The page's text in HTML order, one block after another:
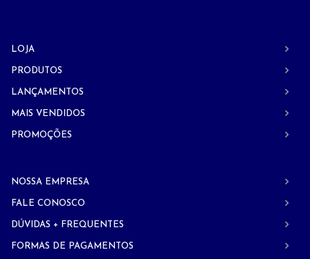
LOJA
PRODUTOS
LANÇAMENTOS
MAIS VENDIDOS
PROMOÇÕES
NOSSA EMPRESA
FALE CONOSCO
DÚVIDAS + FREQUENTES
FORMAS DE PAGAMENTOS